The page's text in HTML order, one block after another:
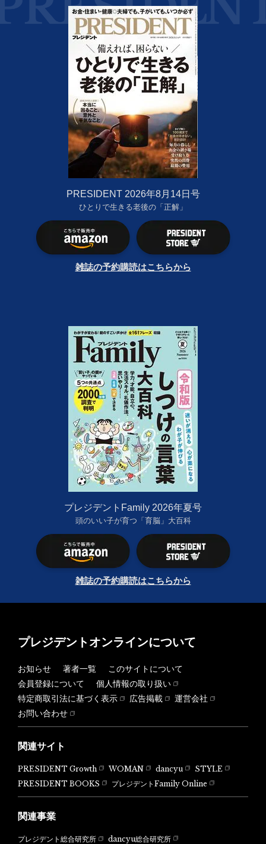
PRESIDENT 2026年8月14日号
ひとりで生きる老後の「正解」
雑誌の予約購読はこちらから
プレジデントFamily 2026年夏号
頭のいい子が育つ「育脳」大百科
雑誌の予約購読はこちらから
プレジデントオンラインについて
お知らせ 著者一覧
このサイトについて
会員登録について
個人情報の取り扱い
特定商取引法に基づく表示
広告掲載
運営会社
お問い合わせ
関連サイト
PRESIDENT Growth WOMAN dancyu
STYLE
PRESIDENT BOOKS
プレジデントFamily Online
関連事業
プレジデント総合研究所 dancyu総合研究所